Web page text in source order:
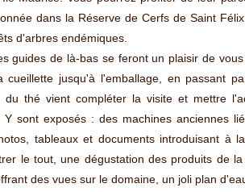
dans la Réserve de Cerfs de Saint
d'arbres endémiques.
guides de là-bas se feront un plaisir de
cueillette jusqu'à l'emballage, en passant
du thé vient compléter la visite et mettre
Y sont exposés : des machines anciennes
tableaux et documents introduisant à
le tout, une dégustation des produits de
des vues sur le domaine, un joli plan